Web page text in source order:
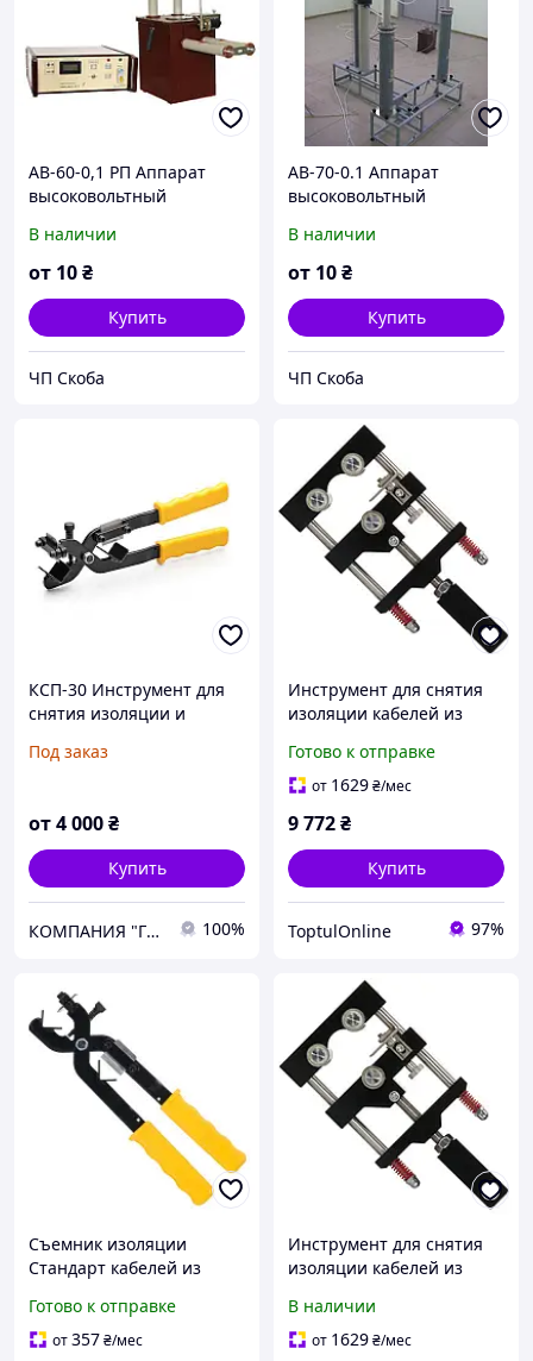
АВ-60-0,1 РП Аппарат
высоковольтный
В наличии
от 10₴
Купить
ЧП Скоба
АВ-70-0.1 Аппарат
высоковольтный
В наличии
от 10₴
Купить
ЧП Скоба
КСП-30 Инструмент для
снятия изоляции и
на кабелях с изоляцией
Под заказ
от4 000₴
Купить
КОМПАНИЯ "ГОЛД МИДЛ" 100%
Инструмент для снятия
изоляции кабелей из
полупроводникового
экрана ø38-68мм
Готово к отправке
от 1629₴/мес
9 772₴
Купить
ToptulOnline 97%
Съемник изоляции
Стандарт кабелей из
30мм JCBX0301 mars
Готово к отправке
от357₴/мес
Инструмент для снятия
изоляции кабелей из
полупроводникового
экрана ø38-68мм Standart
В наличии
от 1629₴/мес